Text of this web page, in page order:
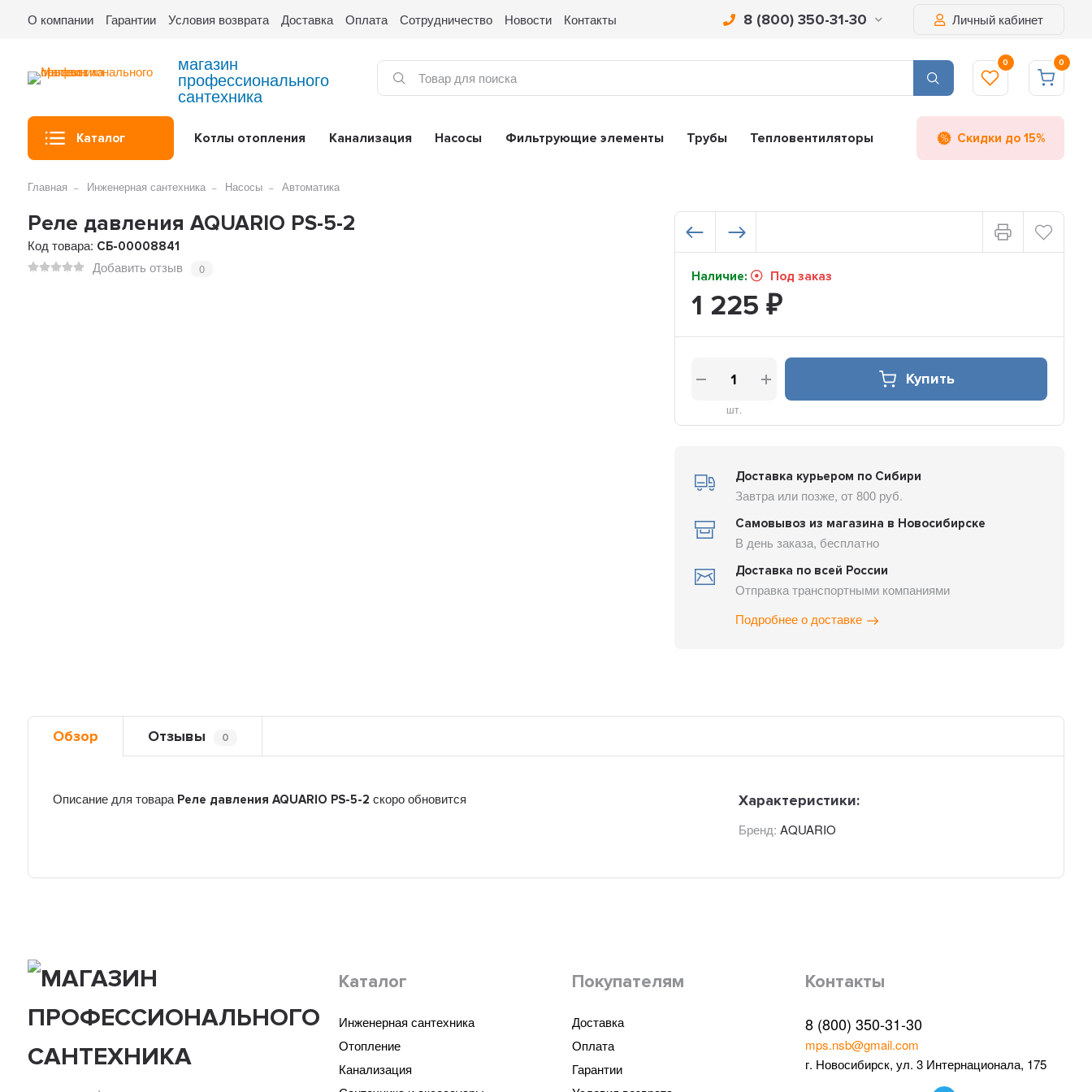
О компании Гарантии Условия возврата Доставка Оплата Сотрудничество Новости Контакты 8 (800) 350-31-30 Личный кабинет
магазин
профессионального
сантехника
0 0
Каталог Котлы отопления Канализация Насосы Фильтрующие элементы Трубы Тепловентиляторы Скидки до 15%
Главная Инженерная сантехника Насосы Автоматика
Реле давления AQUARIO PS-5-2
Код товара: СБ-00008841
Добавить отзыв 0 Наличие: Под заказ
1 225 ₽
шт.
Купить
Доставка курьером по Сибири
Завтра или позже, от 800 руб.
Самовывоз из магазина в Новосибирске
В день заказа, бесплатно
Доставка по всей России
Отправка транспортными компаниями
Подробнее о доставке
Обзор Отзывы 0
Описание для товара Реле давления AQUARIO PS-5-2 скоро обновится Характеристики:
Бренд: AQUARIO
Каталог
Инженерная сантехника
Отопление
Канализация
Покупателям
Доставка
Оплата
Гарантии
Контакты
8 (800) 350-31-30
mps.nsb@gmail.com
г. Новосибирск, ул. 3 Интернационала, 175